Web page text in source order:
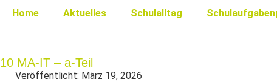
Home Aktuelles Schulalltag
10 MA-IT – a-Teil
Veröffentlicht: März 19, 2026